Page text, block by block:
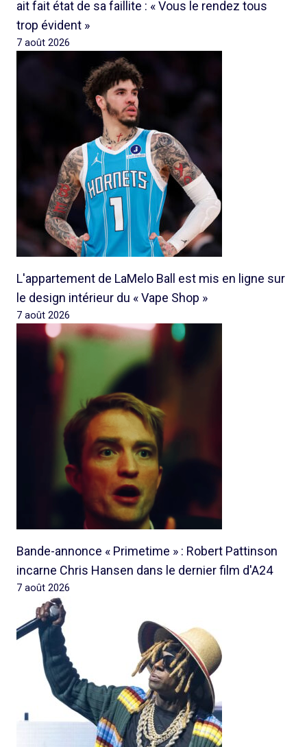
ait fait état de sa faillite : « Vous le rendez tous
trop évident »
7 août 2026
L'appartement de LaMelo Ball est mis en ligne sur
le design intérieur du « Vape Shop »
7 août 2026
Bande-annonce « Primetime » : Robert Pattinson
incarne Chris Hansen dans le dernier film d'A24
7 août 2026